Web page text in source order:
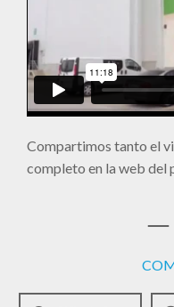
Compartimos tanto el
completo en la web del